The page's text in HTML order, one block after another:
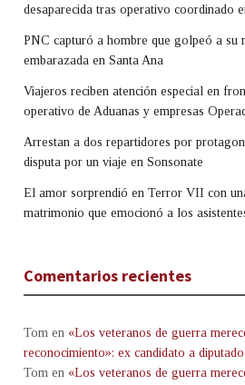
desaparecida tras operativo coordinado
PNC capturó a hombre que golpeó a su
embarazada en Santa Ana
Viajeros reciben atención especial en
operativo de Aduanas y empresas
Arrestan a dos repartidores por
disputa por un viaje en Sonsonate
El amor sorprendió en Terror VII con
matrimonio que emocionó a los
Comentarios recientes
Tom en «Los veteranos de guerra
reconocimiento»: ex candidato a
Tom en «Los veteranos de guerra